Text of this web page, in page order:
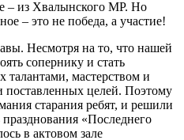
– из Хвалынского МР. Но
– это не победа, а участие!
Несмотря на то, что нашей
сопернику и стать
талантами, мастерством и
целей. Поэтому
старания ребят, и решили
«Последнего
в актовом зале